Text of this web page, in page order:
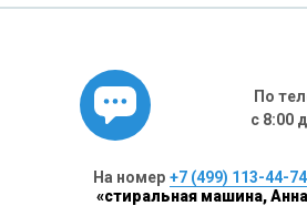
По
с 8:00
На номер +7 (499) 113-44-74
«стиральная машина,